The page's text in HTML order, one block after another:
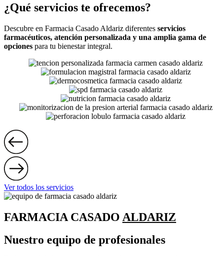
¿Qué servicios te ofrecemos?
Descubre en Farmacia Casado Aldariz diferentes servicios
farmacéuticos, atención personalizada y una amplia gama de
opciones para tu bienestar integral.
Ver todos los servicios
FARMACIA CASADO ALDARIZ
Nuestro equipo de profesionales